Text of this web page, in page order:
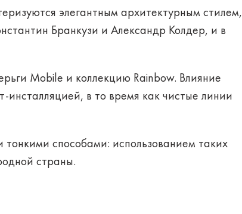
элегантным архитектурным стилем,
Бранкузи и Александр Колдер, и в
Mobile и коллекцию Rainbow. Влияние
инсталляцией, в то время как чистые линии
тонкими способами: использованием таких
страны.